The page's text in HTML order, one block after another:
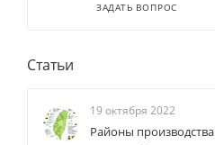
ЗАДАТЬ ВОПРОС
Статьи
19 октября 2022
Районы производства